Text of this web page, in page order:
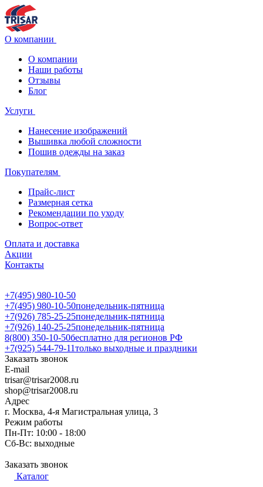
О компании
О компании
Наши работы
Отзывы
Блог
Услуги
Нанесение изображений
Вышивка любой сложности
Пошив одежды на заказ
Покупателям
Прайс-лист
Размерная сетка
Рекомендации по уходу
Вопрос-ответ
Оплата и доставка
Акции
Контакты
+7(495) 980-10-50
+7(495) 980-10-50понедельник-пятница
+7(926) 785-25-25понедельник-пятница
+7(926) 140-25-25понедельник-пятница
8(800) 350-10-50бесплатно для регионов РФ
+7(925) 544-79-11только выходные и праздники
Заказать звонок
E-mail
trisar@trisar2008.ru
shop@trisar2008.ru
Адрес
г. Москва, 4-я Магистральная улица, 3
Режим работы
Пн-Пт: 10:00 - 18:00
Сб-Вс: выходные
Заказать звонок
Каталог